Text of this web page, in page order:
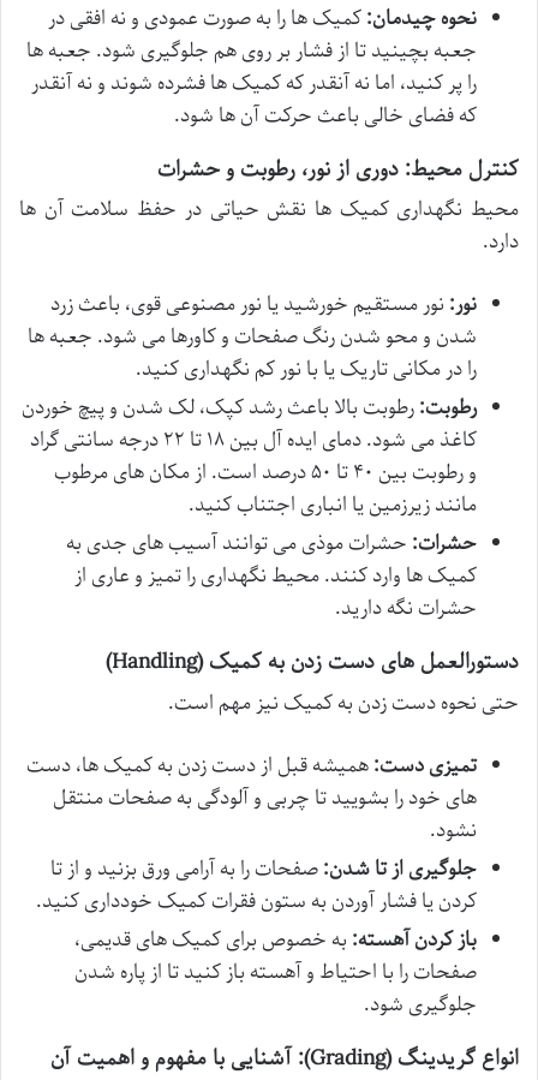
نحوه چیدمان:کمیک ها را به صورت عمودی و نه افقی در
جعبه بچینید تا از فشار بر روی هم جلوگیری شود. جعبه ها
را پر کنید، اما نه آنقدر که کمیک ها فشرده شوند و نه آنقدر
که فضای خالی باعث حرکت آن ها شود.
کنترل محیط: دوری از نور، رطوبت و حشرات
محیط نگهداری کمیک ها نقش حیاتی در حفظ سلامت آن ها
دارد.
نور: نور مستقیم خورشید یا نور مصنوعی قوی، باعث زرد
شدن و محو شدن رنگ صفحات و کاورها می شود. جعبه ها
را در مکانی تاریک یا با نور کم نگهداری کنید.
رطوبت:رطوبت بالا باعث رشد کپک، لک شدن و پیچ خوردن
کاغذ می شود. دمای ایده آل بین ۱۸ تا ۲۲ درجه سانتی گراد
و رطوبت بین ۴۰ تا ۵۰ درصد است. از مکان های مرطوب
مانند زیرزمین یا انباری اجتناب کنید.
حشرات: حشرات موذی می توانند آسیب های جدی به
کمیک ها وارد کنند. محیط نگهداری را تمیز و عاری از
حشرات نگه دارید.
دستورالعمل های دست زدن به کمیک (Handling)
حتی نحوه دست زدن به کمیک نیز مهم است.
تمیزی دست:همیشه قبل از دست زدن به کمیک ها، دست
های خود را بشویید تا چربی و آلودگی به صفحات منتقل
نشود.
جلوگیری از تا شدن:صفحات را به آرامی ورق بزنید و از تا
کردن یا فشار آوردن به ستون فقرات کمیک خودداری کنید.
باز کردن آهسته: به خصوص برای کمیک های قدیمی،
صفحات را با احتیاط و آهسته باز کنید تا از پاره شدن
جلوگیری شود.
انواع گریدینگ (Grading): آشنایی با مفهوم و اهمیت آن